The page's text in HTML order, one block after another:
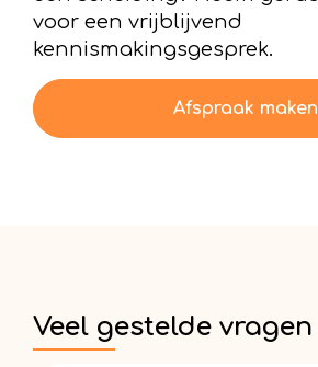
voor een vrijblijvend
kennismakingsgesprek.
Afspraak maken
Veel gestelde vragen